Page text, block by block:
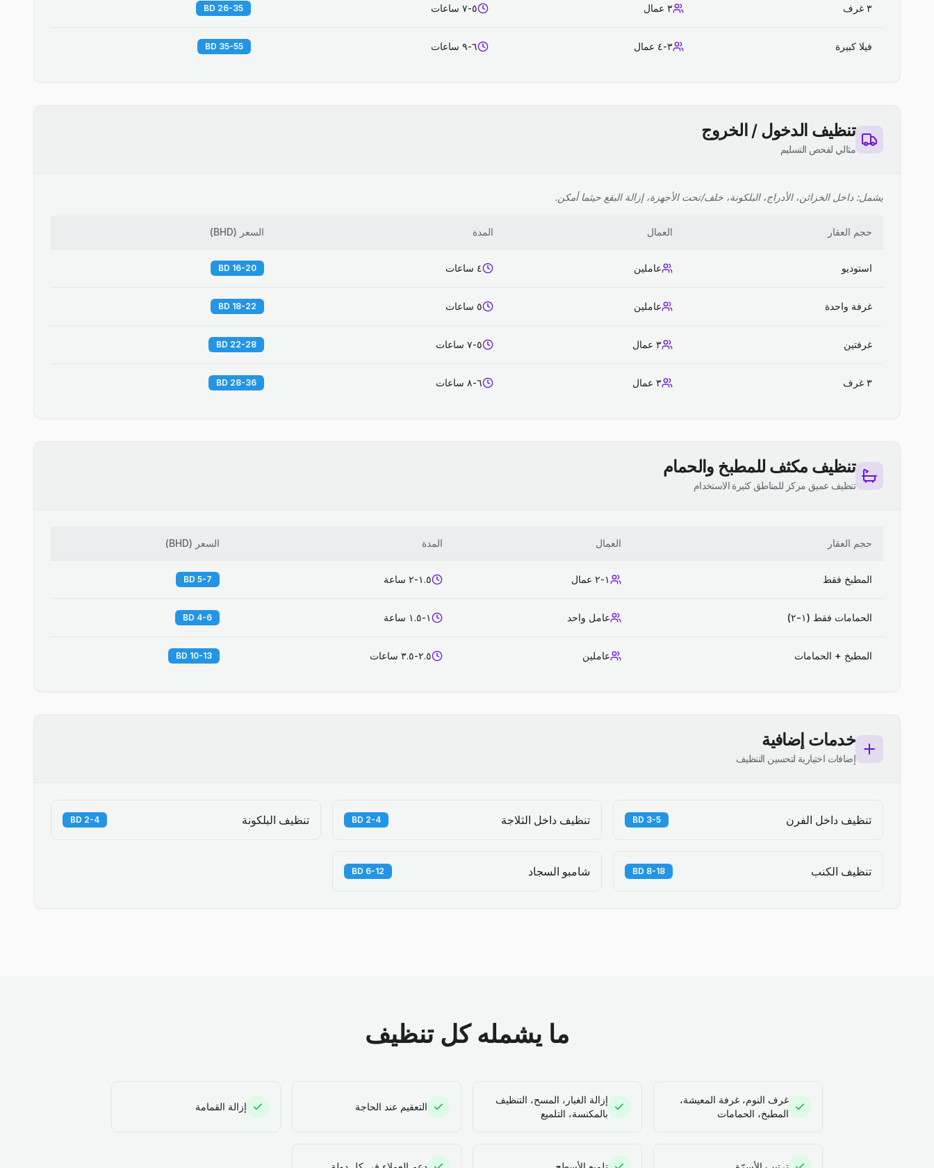
٣ غرف ٣ عمال ٥-٧ ساعات 26-35 BD
فيلا كبيرة ٣-٤ عمال ٦-٩ ساعات 35-55 BD
تنظيف الدخول / الخروج
مثالي لفحص التسليم
يشمل: داخل الخزائن، الأدراج، البلكونة، خلف/تحت الأجهزة، إزالة البقع حيثما أمكن.
حجم العقار العمال المدة السعر (
BHD
)
استوديو عاملين ٤ ساعات 16-20 BD
غرفة واحدة عاملين ٥ ساعات 18-22 BD
غرفتين ٣ عمال ٥-٧ ساعات 22-28 BD
٣ غرف ٣ عمال ٦-٨ ساعات 28-36 BD
تنظيف مكثف للمطبخ والحمام
تنظيف عميق مركز للمناطق كثيرة الاستخدام
حجم العقار العمال المدة السعر (
BHD
)
المطبخ فقط ١-٢ عمال ١.٥-٢ ساعة 5-7 BD
الحمامات فقط (١-٢) عامل واحد ١-١.٥ ساعة 4-6 BD
المطبخ + الحمامات عاملين ٢.٥-٣.٥ ساعات 10-13 BD
خدمات إضافية
إضافات اختيارية لتحسين التنظيف
تنظيف داخل الفرن 3-5 BD تنظيف داخل الثلاجة 2-4 BD تنظيف البلكونة 2-4 BD
تنظيف الكنب 8-18 BD شامبو السجاد 6-12 BD
ما يشمله كل تنظيف
غرف النوم، غرفة المعيشة،
المطبخ، الحمامات
إزالة الغبار، المسح، التنظيف
بالمكنسة، التلميع
التعقيم عند الحاجة إزالة القمامة